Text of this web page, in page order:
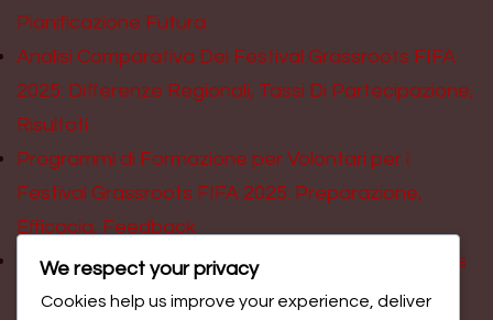
Pianificazione Futura
Analisi Comparativa Dei Festival Grassroots FIFA
2025: Differenze Regionali, Tassi Di Partecipazione,
Risultati
Programmi di Formazione per Volontari per i
Festival Grassroots FIFA 2025: Preparazione,
Efficacia, Feedback
Coinvolgimento scolastico nei Festival Grassroots
FIFA 2025: Programmi, coinvolgimento degli
We respect your privacy
Cookies help us improve your experience, deliver